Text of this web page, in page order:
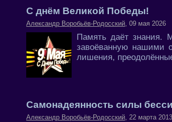
С днём Великой Победы!
Александр Воробьёв-Родосский, 09 мая 2026
Память даёт знания.
завоёванную нашими
лишения,
Самонадеянность силы
Александр Воробьёв-Родосский, 22 марта 2013